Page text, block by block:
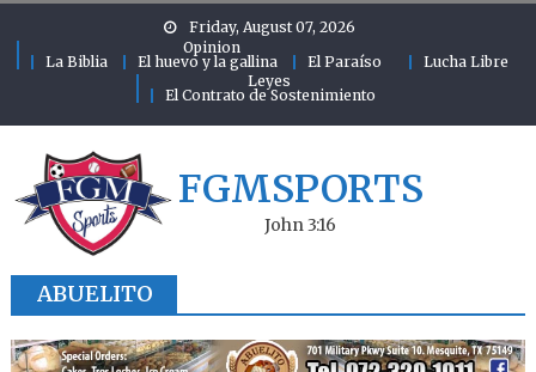
Friday, August 07, 2026
Opinion
La Biblia
El huevo y la gallina El Paraíso
Lucha Libre
Leyes
El Contrato de Sostenimiento
FGMSPORTS
John 3:16
ABUELITO